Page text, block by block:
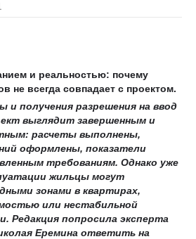
и реальностью: почему
не всегда совпадает с проектом.
и получения разрешения на ввод
выглядит завершенным и
расчеты выполнены,
оформлены, показатели
требованиям. Однако уже
жильцы могут
зонами в квартирах,
или нестабильной
Редакция попросила эксперта
Еремина ответить на